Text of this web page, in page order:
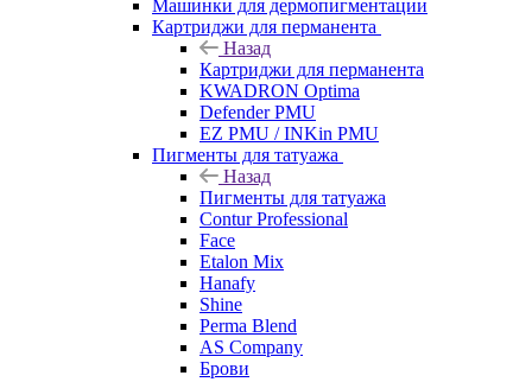
Машинки для дермопигментации
Картриджи для перманента
Назад
Картриджи для перманента
KWADRON Optima
Defender PMU
EZ PMU / INKin PMU
Пигменты для татуажа
Назад
Пигменты для татуажа
Contur Professional
Face
Etalon Mix
Hanafy
Shine
Perma Blend
AS Company
Брови